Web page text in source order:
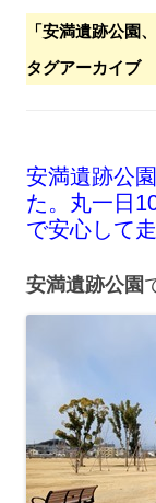
「安満遺跡公園
タグアーカイブ
安満遺跡公
た。丸一日
で安心して
安満遺跡公園